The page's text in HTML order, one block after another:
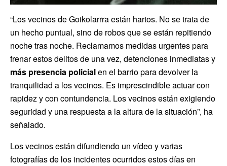
“Los vecinos de Goikolarrra están hartos. No se trata de
un hecho puntual, sino de robos que se están repitiendo
noche tras noche. Reclamamos medidas urgentes para
frenar estos delitos de una vez, detenciones inmediatas y
más presencia policialen el barrio para devolver la
tranquilidad a los vecinos. Es imprescindible actuar con
rapidez y con contundencia. Los vecinos están exigiendo
seguridad y una respuesta a la altura de la situación”, ha
señalado.
Los vecinos están difundiendo un vídeo y varias
fotografías de los incidentes ocurridos estos días en